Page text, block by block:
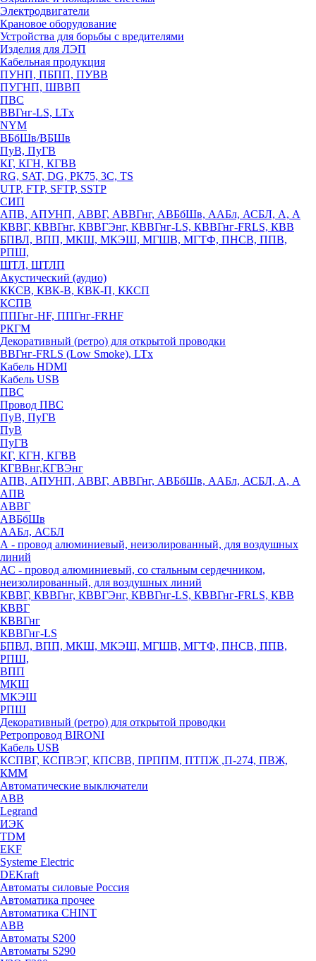
Электродвигатели
Крановое оборудование
Устройства для борьбы с вредителями
Изделия для ЛЭП
Кабельная продукция
ПУНП, ПБПП, ПУВВ
ПУГНП, ШВВП
ПВС
ВВГнг-LS, LTx
NYM
ВБбШв/ВБШв
ПуВ, ПуГВ
КГ, КГН, КГВВ
RG, SAT, DG, РК75, 3С, TS
UTP, FTP, SFTP, SSTP
СИП
АПВ, АПУНП, АВВГ, АВВГнг, АВБбШв, ААБл, АСБЛ, А, А
КВВГ, КВВГнг, КВВГЭнг, КВВГнг-LS, КВВГнг-FRLS, КВВ
БПВЛ, ВПП, МКШ, МКЭШ, МГШВ, МГТФ, ПНСВ, ППВ,
РПШ,
ШТЛ, ШТЛП
Акустический (аудио)
ККСВ, КВК-В, КВК-П, ККСП
КСПВ
ППГнг-HF, ППГнг-FRHF
РКГМ
Декоративный (ретро) для открытой проводки
ВВГнг-FRLS (Low Smoke), LTx
Кабель HDMI
Кабель USB
ПВС
Провод ПВС
ПуВ, ПуГВ
ПуВ
ПуГВ
КГ, КГН, КГВВ
КГВВнг,КГВЭнг
АПВ, АПУНП, АВВГ, АВВГнг, АВБбШв, ААБл, АСБЛ, А, А
АПВ
АВВГ
АВБбШв
ААБл, АСБЛ
А - провод алюминиевый, неизолированный, для воздушных
линий
АС - провод алюминиевый, со стальным сердечником,
неизолированный, для воздушных линий
КВВГ, КВВГнг, КВВГЭнг, КВВГнг-LS, КВВГнг-FRLS, КВВ
КВВГ
КВВГнг
КВВГнг-LS
БПВЛ, ВПП, МКШ, МКЭШ, МГШВ, МГТФ, ПНСВ, ППВ,
РПШ,
ВПП
МКШ
МКЭШ
РПШ
Декоративный (ретро) для открытой проводки
Ретропровод BIRONI
Кабель USB
КСПВГ, КСПВЭГ, КПСВВ, ПРППМ, ПТПЖ ,П-274, ПВЖ,
КММ
Автоматические выключатели
ABB
Legrand
ИЭК
TDM
EKF
Systeme Electric
DEKraft
Автоматы силовые Россия
Автоматика прочее
Автоматика CHINT
ABB
Автоматы S200
Автоматы S290